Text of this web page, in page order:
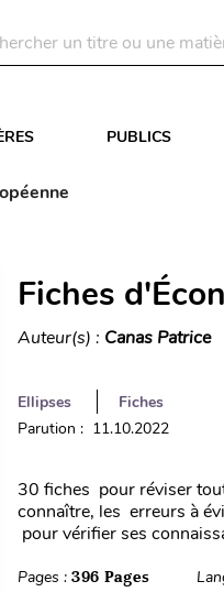
PUBLICS
Fiches
Auteur(s) : Canas Patrice
Ellipses
Fiches
Parution : 11.10.2022
30 fiches pour réviser
connaître, les erreurs à
pour vérifier ses
Pages : 396 Pages